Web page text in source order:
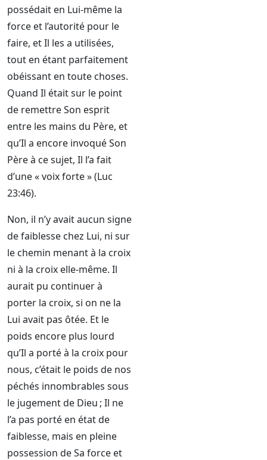
possédait en Lui-même la
force et l’autorité pour le
faire, et Il les a utilisées,
tout en étant parfaitement
obéissant en toute choses.
Quand Il était sur le point
de remettre Son esprit
entre les mains du Père, et
qu’Il a encore invoqué Son
Père à ce sujet, Il l’a fait
d’une « voix forte » (Luc
23:46).
Non, il n’y avait aucun signe
de faiblesse chez Lui, ni sur
le chemin menant à la croix
ni à la croix elle-même. Il
aurait pu continuer à
porter la croix, si on ne la
Lui avait pas ôtée. Et le
poids encore plus lourd
qu’Il a porté à la croix pour
nous, c’était le poids de nos
péchés innombrables sous
le jugement de Dieu ; Il ne
l’a pas porté en état de
faiblesse, mais en pleine
possession de Sa force et